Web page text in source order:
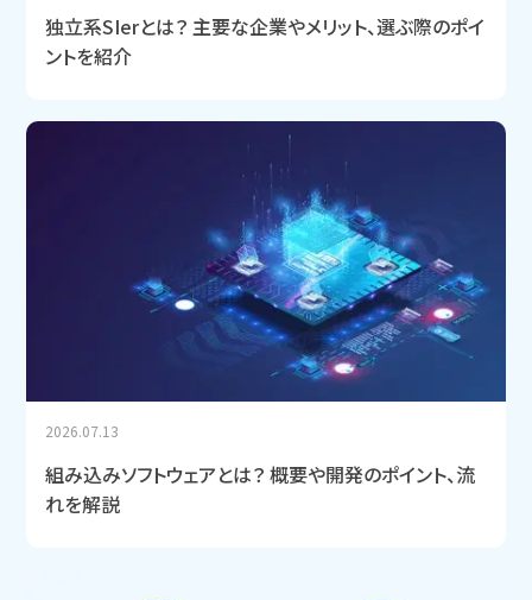
独立系SIerとは？ 主要な企業やメリット、選ぶ際のポイ
ントを紹介
2026.07.13
組み込みソフトウェアとは？ 概要や開発のポイント、流
れを解説